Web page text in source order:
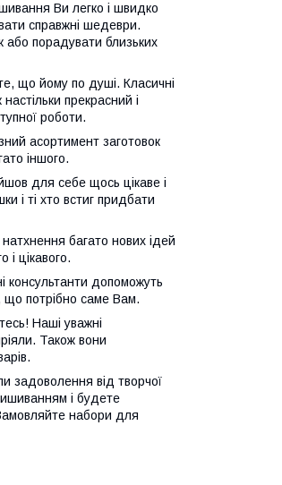
Ви легко і швидко
справжні шедеври.
порадувати близьких
що йому по душі. Класичні
прекрасний і
роботи.
асортимент заготовок
іншого.
для себе щось цікаве і
і ті хто встиг придбати
багато нових ідей
цікавого.
консультанти допоможуть
що потрібно саме Вам.
Наші уважні
Також вони
задоволення від творчої
і будете
набори для